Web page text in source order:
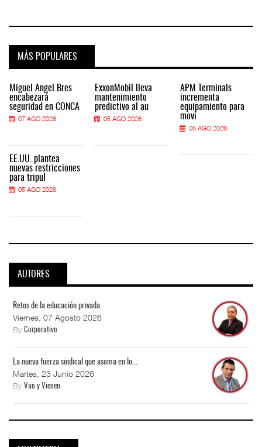
MÁS POPULARES
Miguel Ángel Bres
encabezará
seguridad en CONCA
07 AGO 2026
EE.UU. plantea
nuevas restricciones
para tripul
05 AGO 2026
ExxonMobil lleva
mantenimiento
predictivo al au
05 AGO 2026
APM Terminals
incrementa
equipamiento para
movi
05 AGO 2026
AUTORES
Retos de la educación privada
Viernes, 07 Agosto 2026
By Corporativo
La nueva fuerza sindical que asoma en lo...
Martes, 23 Junio 2026
By Van y Vienen